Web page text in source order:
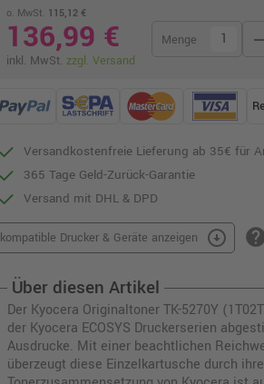
o. MwSt. 115,12 €
136,99 €
inkl. MwSt. zzgl. Versand
Menge
Versandkostenfreie Lieferung ab 35€ für
365 Tage Geld-Zurück-Garantie
Versand mit DHL & DPD
kompatible Drucker & Geräte anzeigen arrow_circle_down
Über diesen Artikel
Der Kyocera Originaltoner TK-5270Y
der Kyocera ECOSYS Druckerserien
Ausdrucke. Mit einer beachtlichen
überzeugt diese Einzelkartusche durch